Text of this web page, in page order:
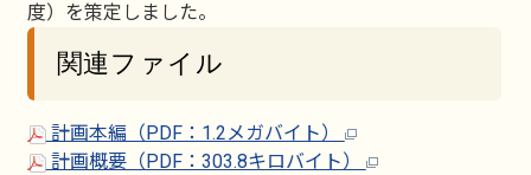
度）を策定しました。
関連ファイル
計画本編（PDF：1.2メガバイト）
計画概要（PDF：303.8キロバイト）